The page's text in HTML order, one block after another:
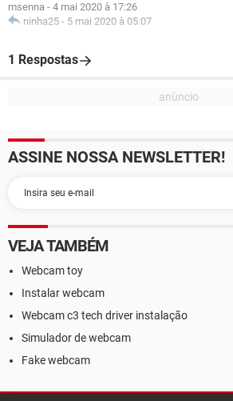
msenna - 4 mai 2020 à 17:26
ninha25 - 5 mai 2020 à 05:07
1 Respostas
ASSINE NOSSA NEWSLETTER!
VEJA TAMBÉM
Webcam toy
Instalar webcam
Webcam c3 tech driver instalação
Simulador de webcam
Fake webcam